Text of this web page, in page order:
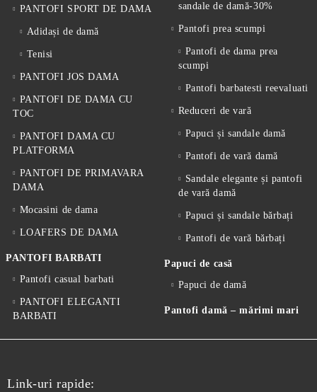
PANTOFI SPORT DE DAMA
Adidași de damă
Tenisi
PANTOFI JOS DAMA
PANTOFI DE DAMA CU
TOC
PANTOFI DAMA CU
PLATFORMA
PANTOFI DE PRIMAVARA
DAMA
Mocasini de dama
LOAFERS DE DAMA
PANTOFI BARBATI
Pantofi casual barbati
PANTOFI ELEGANTI
BARBATI
sandale de damă-30%
Pantofi prea scumpi
Pantofi de dama prea
scumpi
Pantofi barbatesti reevaluati
Reduceri de vară
Papuci și sandale damă
Pantofi de vară damă
Sandale elegante și pantofi
de vară damă
Papuci și sandale bărbați
Pantofi de vară bărbați
Papuci de casă
Papuci de damă
Pantofi damă – mărimi mari
Link-uri rapide: